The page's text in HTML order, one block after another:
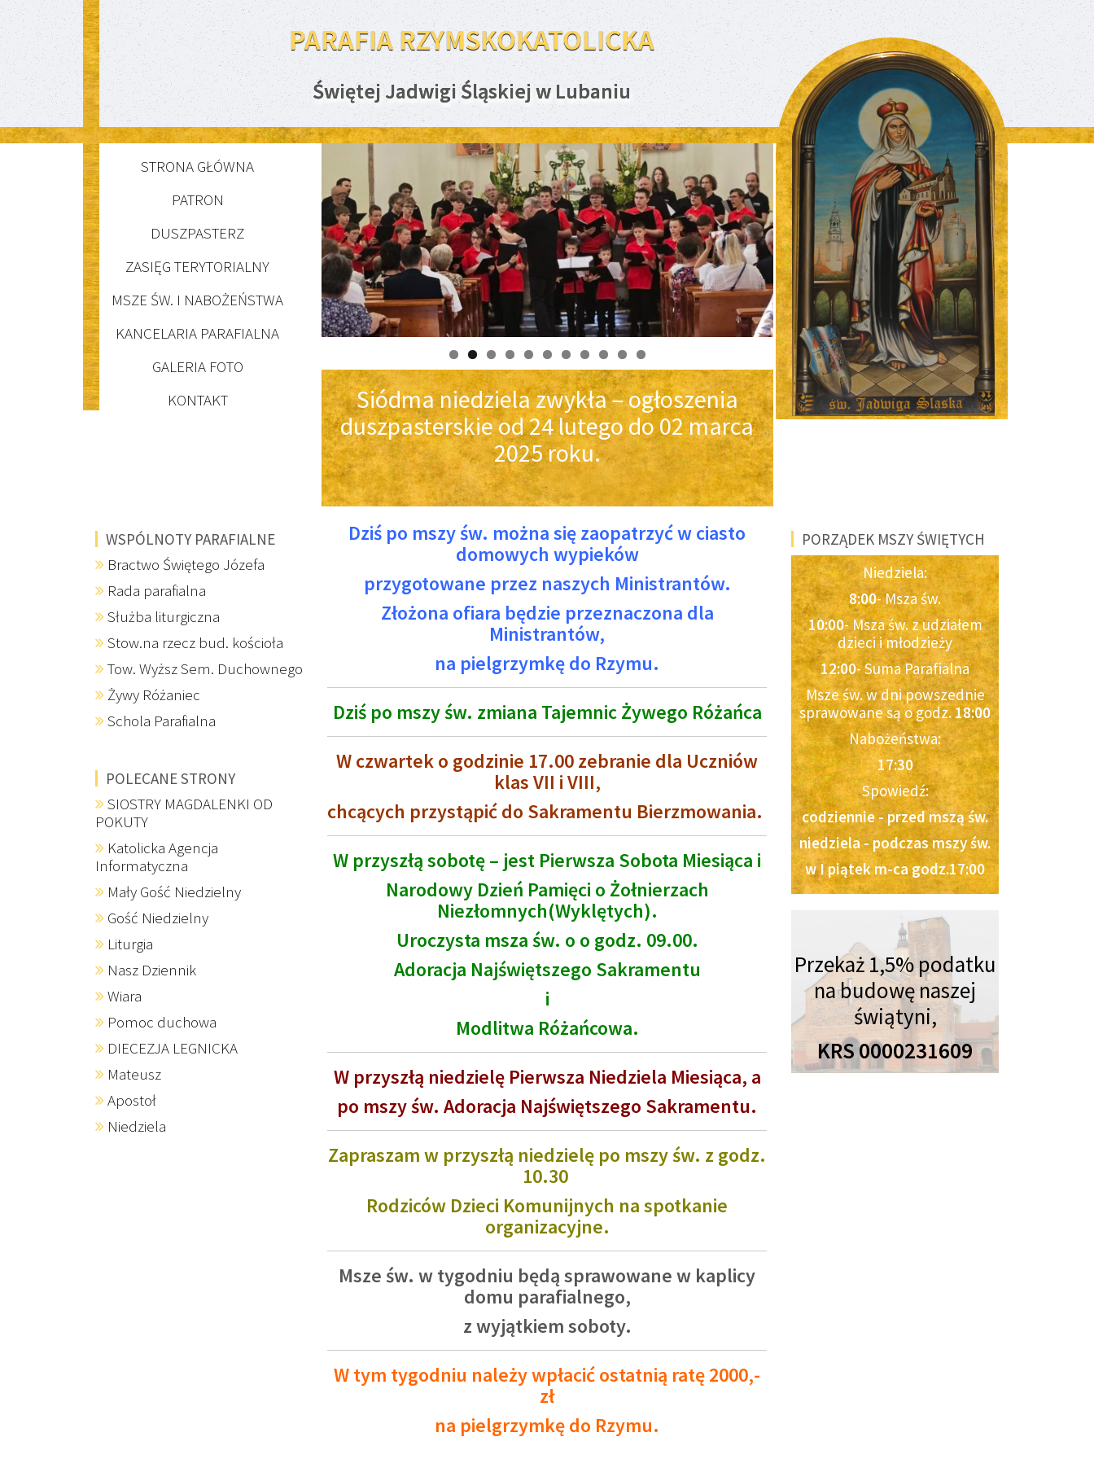
PARAFIA RZYMSKOKATOLICKA
Świętej Jadwigi Śląskiej w Lubaniu
STRONA GŁÓWNA
PATRON
DUSZPASTERZ
ZASIĘG TERYTORIALNY
MSZE ŚW. I NABOŻEŃSTWA
KANCELARIA PARAFIALNA
GALERIA FOTO
KONTAKT
Siódma niedziela zwykła – ogłoszenia
duszpasterskie od 24 lutego do 02 marca
2025 roku.
WSPÓLNOTY PARAFIALNE
Bractwo Świętego Józefa
Rada parafialna
Służba liturgiczna
Stow.na rzecz bud. kościoła
Tow. Wyższ Sem. Duchownego
Żywy Różaniec
Schola Parafialna
POLECANE STRONY
SIOSTRY MAGDALENKI OD
POKUTY
Katolicka Agencja
Informatyczna
Mały Gość Niedzielny
Gość Niedzielny
Liturgia
Nasz Dziennik
Wiara
Pomoc duchowa
DIECEZJA LEGNICKA
Mateusz
Apostoł
Niedziela
Dziś po mszy św. można się zaopatrzyć w ciasto
domowych wypieków
przygotowane przez naszych Ministrantów.
Złożona ofiara będzie przeznaczona dla
Ministrantów,
na pielgrzymkę do Rzymu.
Dziś po mszy św. zmiana Tajemnic Żywego Różańca
W czwartek o godzinie 17.00 zebranie dla Uczniów
klas VII i VIII,
chcących przystąpić do Sakramentu Bierzmowania.
W przyszłą sobotę – jest Pierwsza Sobota Miesiąca i
Narodowy Dzień Pamięci o Żołnierzach
Niezłomnych(Wyklętych).
Uroczysta msza św. o o godz. 09.00.
Adoracja Najświętszego Sakramentu
i
Modlitwa Różańcowa.
W przyszłą niedzielę Pierwsza Niedziela Miesiąca, a
po mszy św. Adoracja Najświętszego Sakramentu.
Zapraszam w przyszłą niedzielę po mszy św. z godz.
10.30
Rodziców Dzieci Komunijnych na spotkanie
organizacyjne.
Msze św. w tygodniu będą sprawowane w kaplicy
domu parafialnego,
z wyjątkiem soboty.
W tym tygodniu należy wpłacić ostatnią ratę 2000,-
zł
na pielgrzymkę do Rzymu.
PORZĄDEK MSZY ŚWIĘTYCH
Niedziela:
8:00- Msza św.
10:00- Msza św. z udziałem
dzieci i młodzieży
12:00- Suma Parafialna
Msze św. w dni powszednie
sprawowane są o godz.18:00
Nabożeństwa:
17:30
Spowiedź:
codziennie - przed mszą św.
niedziela - podczas mszy św.
w I piątek m-ca godz.17:00
Przekaż 1,5% podatku
na budowę naszej
świątyni,
KRS 0000231609